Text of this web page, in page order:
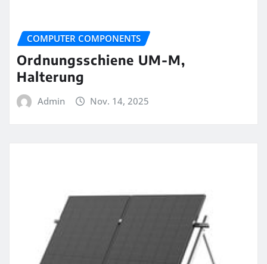
COMPUTER COMPONENTS
Ordnungsschiene UM-M,
Halterung
Admin Nov. 14, 2025